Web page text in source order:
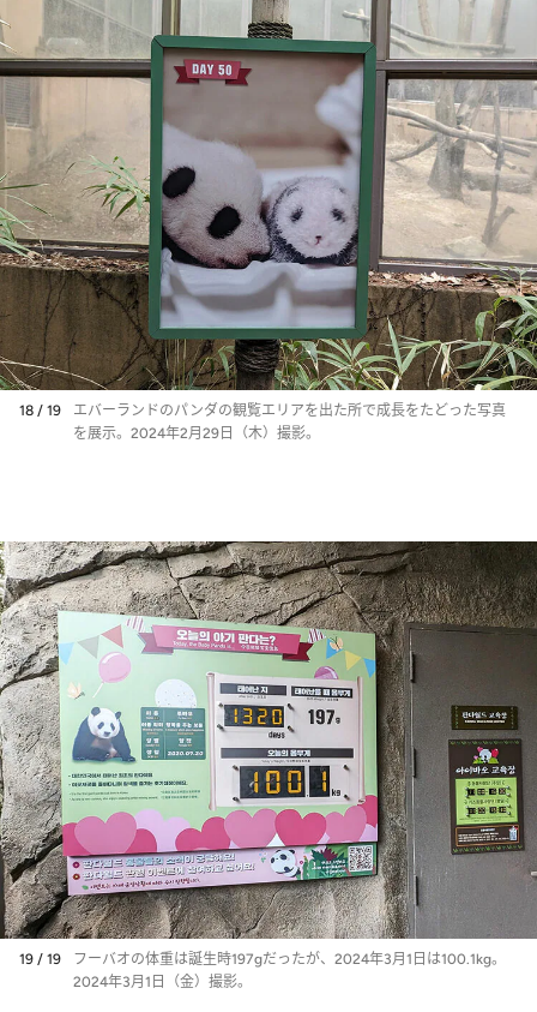
18 / 19
エバーランドのパンダの観覧エリアを出た所で成長をたどった写真
を展示。2024年2月29日（木）撮影。
19 / 19
フーバオの体重は誕生時197gだったが、2024年3月1日は100.1kg。
2024年3月1日（金）撮影。